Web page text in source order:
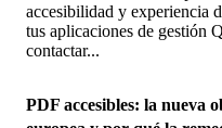
accesibilidad y experiencia
tus aplicaciones de gestión
contactar...
PDF accesibles: la nueva